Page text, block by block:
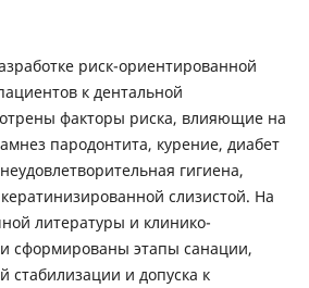
риск-ориентированной
к дентальной
факторы риска, влияющие на
пародонтита, курение, диабет
гигиена,
слизистой. На
литературы и клинико-
сформированы этапы санации,
стабилизации и допуска к